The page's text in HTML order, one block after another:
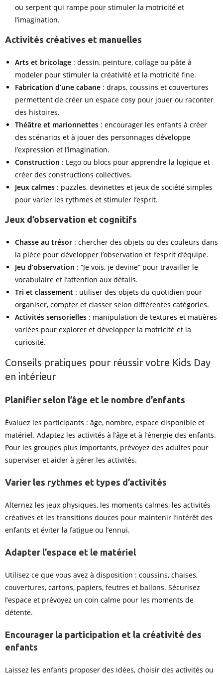
ou serpent qui rampe pour stimuler la motricité et
l’imagination.
Activités créatives et manuelles
Arts et bricolage : dessin, peinture, collage ou pâte à
modeler pour stimuler la créativité et la motricité fine.
Fabrication d’une cabane : draps, coussins et couvertures
permettent de créer un espace cosy pour jouer ou raconter
des histoires.
Théâtre et marionnettes : encourager les enfants à créer
des scénarios et à jouer des personnages développe
l’expression et l’imagination.
Construction : Lego ou blocs pour apprendre la logique et
créer des constructions collectives.
Jeux calmes : puzzles, devinettes et jeux de société simples
pour varier les rythmes et stimuler l’esprit.
Jeux d’observation et cognitifs
Chasse au trésor : chercher des objets ou des couleurs dans
la pièce pour développer l’observation et l’esprit d’équipe.
Jeu d’observation : “Je vois, je devine” pour travailler le
vocabulaire et l’attention aux détails.
Tri et classement : utiliser des objets du quotidien pour
organiser, compter et classer selon différentes catégories.
Activités sensorielles : manipulation de textures et matières
variées pour explorer et développer la motricité et la
curiosité.
Conseils pratiques pour réussir votre Kids Day
en intérieur
Planifier selon l’âge et le nombre d’enfants
Évaluez les participants : âge, nombre, espace disponible et
matériel. Adaptez les activités à l’âge et à l’énergie des enfants.
Pour les groupes plus importants, prévoyez des adultes pour
superviser et aider à gérer les activités.
Varier les rythmes et types d’activités
Alternez les jeux physiques, les moments calmes, les activités
créatives et les transitions douces pour maintenir l’intérêt des
enfants et éviter la fatigue ou l’ennui.
Adapter l’espace et le matériel
Utilisez ce que vous avez à disposition : coussins, chaises,
couvertures, cartons, papiers, feutres et ballons. Sécurisez
l’espace et prévoyez un coin calme pour les moments de
détente.
Encourager la participation et la créativité des
enfants
Laissez les enfants proposer des idées, choisir des activités ou